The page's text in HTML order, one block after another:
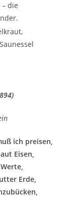
die
ich preisen,
Eisen,
Erde,